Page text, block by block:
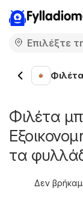
Φιλέτα
τα
Δεν